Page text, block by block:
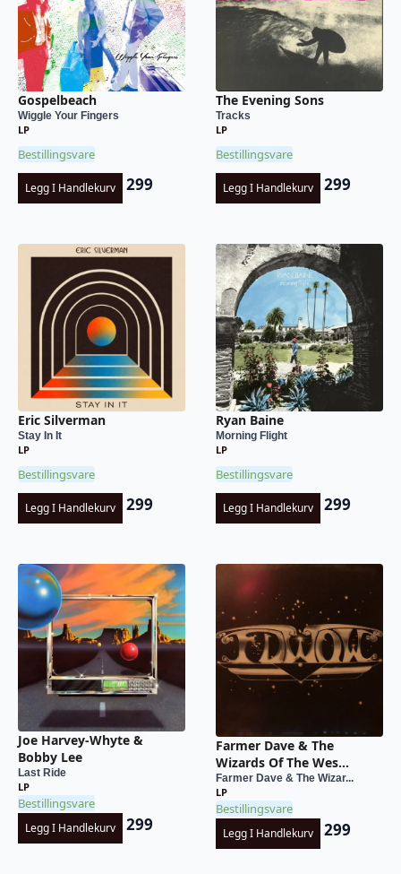
Gospelbeach
Wiggle Your Fingers
LP
Bestillingsvare
Legg I Handlekurv 299
The Evening Sons
Tracks
LP
Bestillingsvare
Legg I Handlekurv 299
Eric Silverman
Stay In It
LP
Bestillingsvare
Legg I Handlekurv 299
Ryan Baine
Morning Flight
LP
Bestillingsvare
Legg I Handlekurv 299
Joe Harvey-Whyte &
Bobby Lee
Last Ride
LP
Bestillingsvare
Legg I Handlekurv 299
Farmer Dave & The
Wizards Of The Wes...
Farmer Dave & The Wizar...
LP
Bestillingsvare
Legg I Handlekurv 299